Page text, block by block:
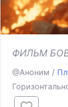
ФИЛЬМ
@Аноним /